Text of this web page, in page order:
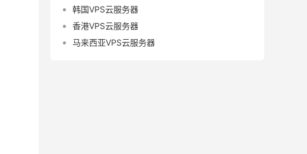
韩国VPS云服务器
香港VPS云服务器
马来西亚VPS云服务器